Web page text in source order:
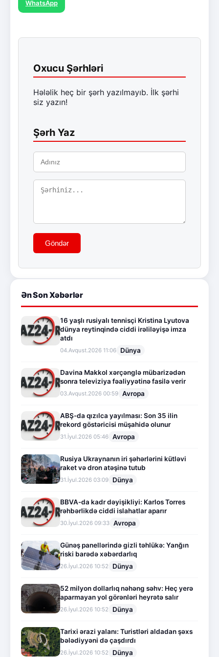
WhatsApp
Oxucu Şərhləri
Hələlik heç bir şərh yazılmayıb. İlk şərhi
siz yazın!
Şərh Yaz
Göndər
Ən Son Xəbərlər
16 yaşlı rusiyalı tennisçi Kristina Lyutova
dünya reytinqində ciddi irəliləyişə imza
atdı
04.Avqust.2026 11:06 Dünya
Davina Makkol xərçənglə mübarizədən
sonra televiziya fəaliyyətinə fasilə verir
03.Avqust.2026 00:59 Avropa
ABŞ-da qızılca yayılması: Son 35 ilin
rekord göstəricisi müşahidə olunur
31.İyul.2026 05:46 Avropa
Rusiya Ukraynanın iri şəhərlərini kütləvi
raket və dron atəşinə tutub
31.İyul.2026 03:09 Dünya
BBVA-da kadr dəyişikliyi: Karlos Torres
rəhbərlikdə ciddi islahatlar aparır
30.İyul.2026 09:33 Avropa
Günəş panellərində gizli təhlükə: Yanğın
riski barədə xəbərdarlıq
26.İyul.2026 10:52 Dünya
52 milyon dollarlıq nəhəng səhv: Heç yerə
aparmayan yol görənləri heyrətə salır
26.İyul.2026 10:52 Dünya
Tarixi ərazi yalanı: Turistləri aldadan şəxs
bələdiyyəni də çaşdırdı
26.İyul.2026 10:52 Dünya